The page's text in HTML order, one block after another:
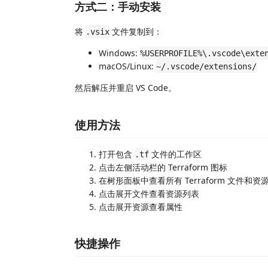
方式二：手动安装
将 .vsix 文件复制到：
Windows:
macOS/Linux: ~/.vscode/extensions/
然后解压并重启 VS Code。
使用方法
打开包含 .tf 文件的工作区
点击左侧活动栏的 Terraform 图标
在树形面板中查看所有 Terraform 文件和资
点击展开文件查看资源列表
点击展开资源查看属性
快捷操作